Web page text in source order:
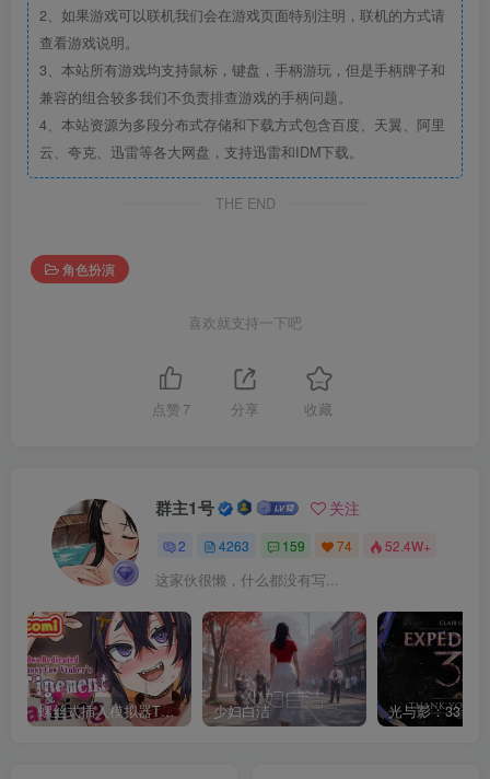
2、如果游戏可以联机我们会在游戏页面特别注明，联机的方式请
查看游戏说明。
3、本站所有游戏均支持鼠标，键盘，手柄游玩，但是手柄牌子和
兼容的组合较多我们不负责排查游戏的手柄问题。
4、本站资源为多段分布式存储和下载方式包含百度、天翼、阿里
云、夸克、迅雷等各大网盘，支持迅雷和IDM下载。
THE END
角色扮演
喜欢就支持一下吧
点赞 7 分享 收藏
群主1号 关注
2 4263 159 74 52.4W+
这家伙很懒，什么都没有写...
螺丝式插入模拟器TMA02 少妇白洁